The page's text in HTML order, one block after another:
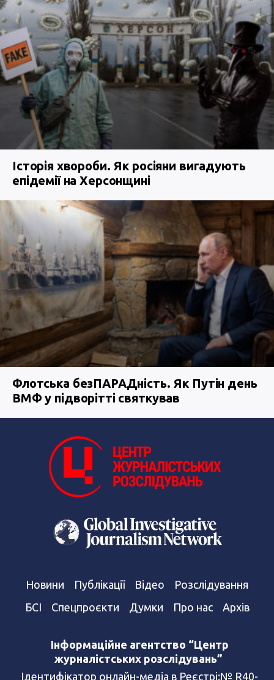
Історія хвороби. Як росіяни вигадують
епідемії на Херсонщині
Флотська безПАРАДність. Як Путін день
ВМФ у підворітті святкував
Новини Публікації Відео
Розслідування
БСІ
Спецпроєкти Думки Про нас Архів
Інформаційне агентство “Центр
журналістських розслідувань”
Ідентифікатор онлайн-медіа в Реєстрі:№ R40-